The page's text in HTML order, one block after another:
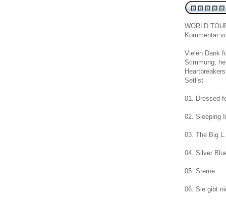
WORLD
Kommentar
Vielen Dank
Stimmung,
Setlist
01. Dressed
02. Sleeping
03. The Big L.
04. Silver
05. Sterne
06. Sie gibt